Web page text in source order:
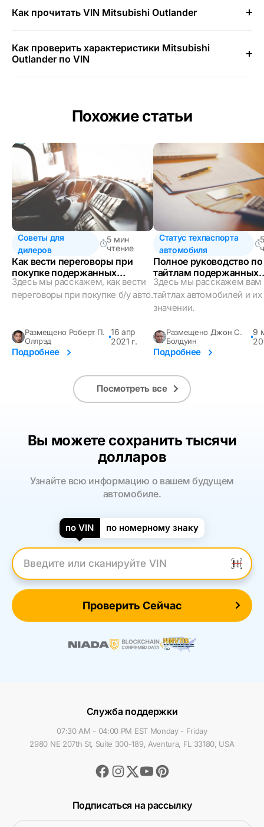
Как прочитать VIN Mitsubishi Outlander
Как проверить характеристики Mitsubishi
Outlander по VIN
Похожие статьи
Советы для
дилеров
5 мин
чтение
Как вести переговоры при
покупке подержанных
автомобилей
Здесь мы расскажем, как вести
переговоры при покупке б/у авто.
Размещено Роберт П.
Оллрэд
16 апр
2021 г.
Подробнее
Статус техпаспорта
автомобиля
Полное руководство по
тайтлам подержанных
автомобилей и их
Здесь мы расскажем вам
тайтлах автомобилей и их
значении.
Размещено Джон С.
Болдуин
9
Подробнее
Посмотреть все
Вы можете сохранить тысячи
долларов
Узнайте всю информацию о вашем будущем
автомобиле.
по VIN по номерному знаку
Введите VIN
Проверить Сейчас
Служба поддержки
07:30 AM - 04:00 PM EST Monday - Friday
2980 NE 207th St, Suite 300-189, Aventura, FL 33180, USA
Facebook
Instagram
TwitterYoutubePinterest
Подписаться на рассылку